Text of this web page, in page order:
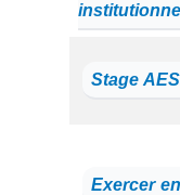
Stage
Exercer